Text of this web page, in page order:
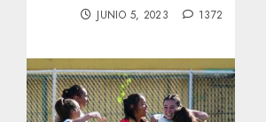
JUNIO 5, 2023 1372